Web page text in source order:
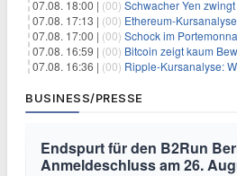
07.08. 18:00 | (00) Schwacher Yen zwingt USA zur
07.08. 17:13 | (00) Ethereum-Kursanalyse: Kann ETH die
07.08. 17:00 | (00) Schock im Portemonnaie: Darum
07.08. 16:59 | (00) Bitcoin zeigt kaum Bewegung nach schwachen
07.08. 16:36 | (00) Ripple-Kursanalyse: Wie tief kann XRP fallen,
BUSINESS/PRESSE
Endspurt für den B2Run
Anmeldeschluss am 26.